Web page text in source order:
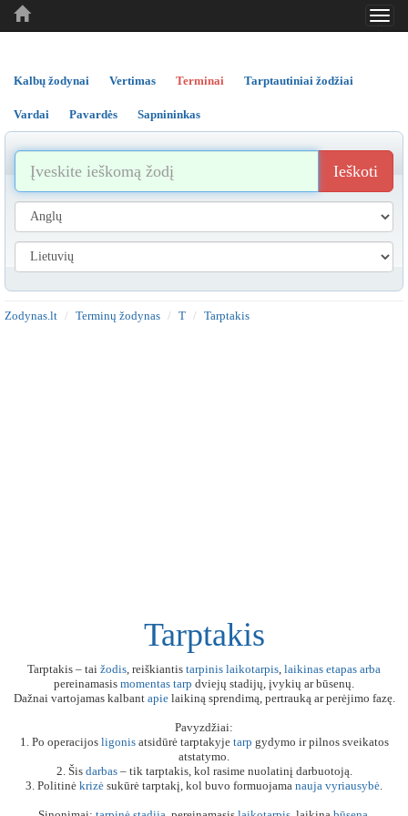
..
..
Kalbų žodynai Vertimas Terminai Tarptautiniai žodžiai
Vardai Pavardės Sapnininkas
Ieškoti
Zodynas.lt Terminų žodynas T Tarptakis
Tarptakis
Tarptakis – tai žodis, reiškiantis tarpinis laikotarpis, laikinas etapas arba
pereinamasis momentas tarp dviejų stadijų, įvykių ar būsenų.
Dažnai vartojamas kalbant apielaikiną sprendimą, pertrauką ar perėjimo fazę.
Pavyzdžiai:
1. Po operacijos ligonisatsidūrė tarptakyje tarp gydymo ir pilnos sveikatos
atstatymo.
2. Šis darbas– tik tarptakis, kol rasime nuolatinį darbuotoją.
3. Politinė krizė sukūrė tarptakį, kol buvo formuojama nauja vyriausybė.